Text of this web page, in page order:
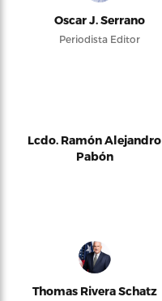
Oscar J. Serrano
Periodista Editor
Lcdo. Ramón Alejandro
Pabón
Thomas Rivera Schatz